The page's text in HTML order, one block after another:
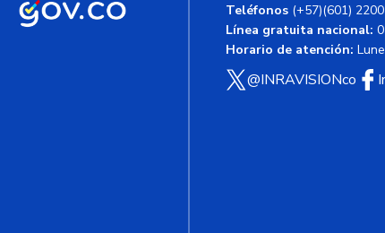
Teléfonos (+57)(601)
Línea gratuita nacional:
Horario de atención:
@INRAVISIONco